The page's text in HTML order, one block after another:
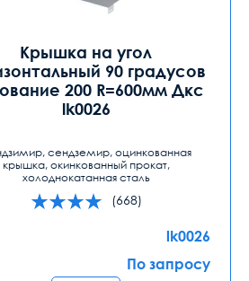
Крышка на угол
90 градусов
200 R=600мм Дкс
lk0026
сендземир, оцинкованная
крышка, окинкованный прокат,
холоднокатанная сталь
(668)
lk0026
По запросу